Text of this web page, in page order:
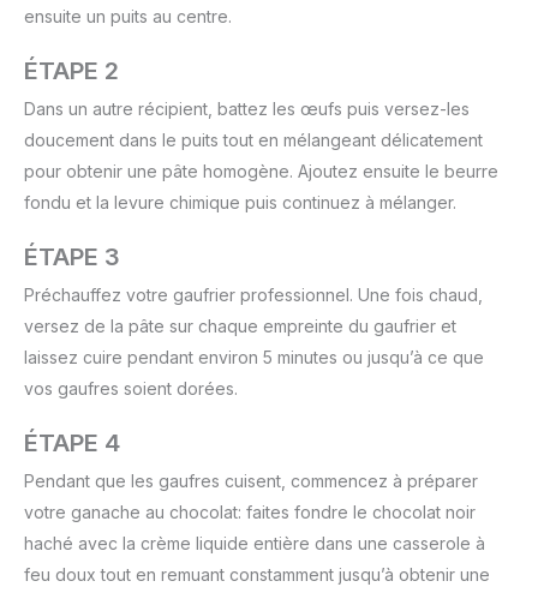
ensuite un puits au centre.
ÉTAPE 2
Dans un autre récipient, battez les œufs puis versez-les
doucement dans le puits tout en mélangeant délicatement
pour obtenir une pâte homogène. Ajoutez ensuite le beurre
fondu et la levure chimique puis continuez à mélanger.
ÉTAPE 3
Préchauffez votre gaufrier professionnel. Une fois chaud,
versez de la pâte sur chaque empreinte du gaufrier et
laissez cuire pendant environ 5 minutes ou jusqu’à ce que
vos gaufres soient dorées.
ÉTAPE 4
Pendant que les gaufres cuisent, commencez à préparer
votre ganache au chocolat: faites fondre le chocolat noir
haché avec la crème liquide entière dans une casserole à
feu doux tout en remuant constamment jusqu’à obtenir une